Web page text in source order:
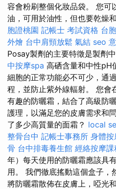
容會粉刷整個化妝品袋。 您可
油，可用於油性，但也要乾燥
胞證桃園 記帳士 考試資格 台
外燴 台中肩頸放鬆 氣結 seo
Posay製劑的主要特徵是製劑
中按摩spa 高硒含量和中性pH
細胞的正常功能必不可少，通
程，並防止紫外線輻射。 您會
有趣的防曬霜，結合了高級防
護理，以滿足您的皮膚需求和
了多少高質量的面霜？ local
整骨台中 記帳士事務所 身體按
骨 台中排毒養生館 經絡按摩
年）每天使用的防曬霜應該具
用。 我們徹底搖動這個盒子，
將防曬霜散佈在皮膚上，啞光